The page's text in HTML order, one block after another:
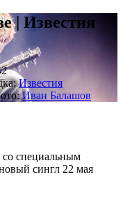
| Известия
Известия
Иван Балашов
специальным
сингл 22 мая